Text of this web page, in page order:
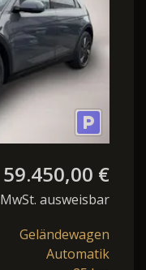
59.450,00 €
MwSt. ausweisbar
Geländewagen
Automatik